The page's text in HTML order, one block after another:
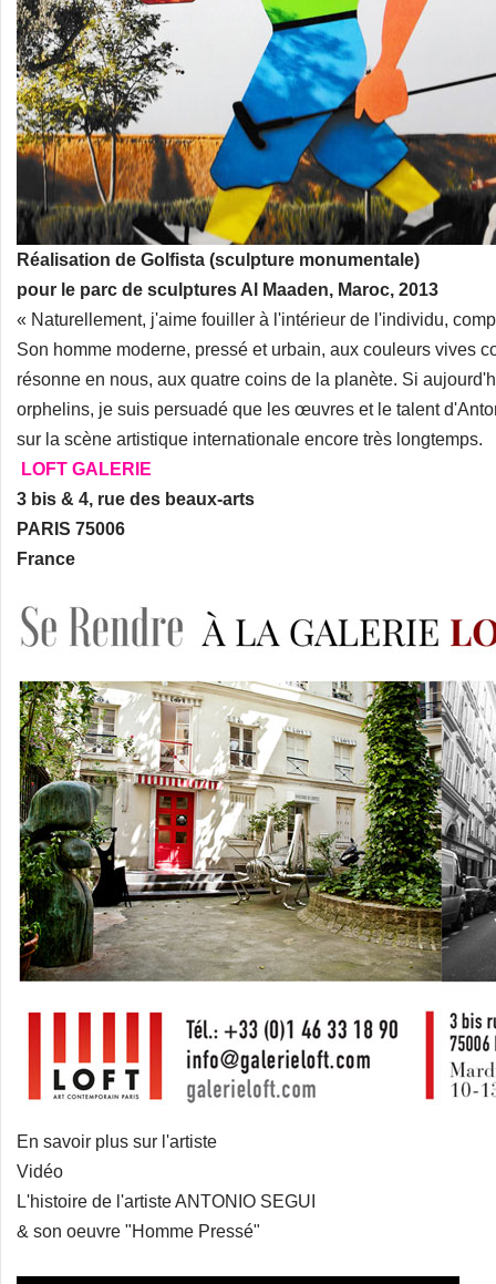
Réalisation de Golfista (sculpture monumentale)
pour le parc de sculptures Al Maaden, Maroc, 2013
« Naturellement, j'aime fouiller à l'intérieur de l'individu,
Son homme moderne, pressé et urbain, aux couleurs vives
résonne en nous, aux quatre coins de la planète. Si
orphelins, je suis persuadé que les œuvres et le talent
sur la scène artistique internationale encore très longtemps.
LOFT GALERIE
3 bis & 4, rue des beaux-arts
PARIS 75006
France
En savoir plus sur l'artiste
Vidéo
L'histoire de l'artiste ANTONIO SEGUI
& son oeuvre "Homme Pressé"